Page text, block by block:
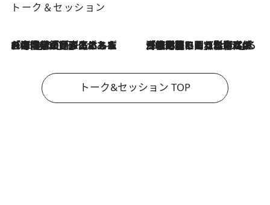
トーク＆セッション
2026.8.3
「今後値上げがあるとすれば…」「リスクがあるのは今年の冬」エネルギー専門家が語る、ホルムズ海峡封鎖が家庭にもたらす“ある心配” 2026.8.3
「住宅建てられない…」「サーチャージ料の高値が続いている」ホルムズ海峡封鎖による影響はいつまで続く？《エネルギー専門家に聞く“どうなる日本の暮らし”》
トーク&セッション TOP